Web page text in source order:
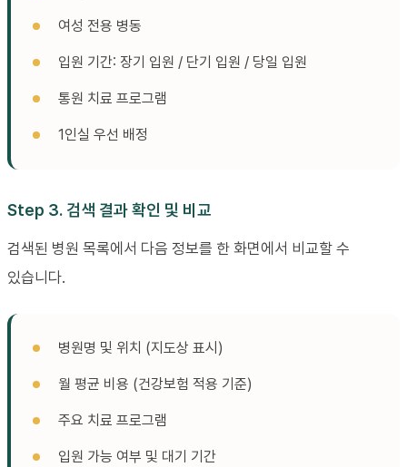
여성 전용 병동
입원 기간: 장기 입원 / 단기 입원 / 당일 입원
통원 치료 프로그램
1인실 우선 배정
Step 3. 검색 결과 확인 및 비교
검색된 병원 목록에서 다음 정보를 한 화면에서 비교할 수
있습니다.
병원명 및 위치 (지도상 표시)
월 평균 비용 (건강보험 적용 기준)
주요 치료 프로그램
입원 가능 여부 및 대기 기간